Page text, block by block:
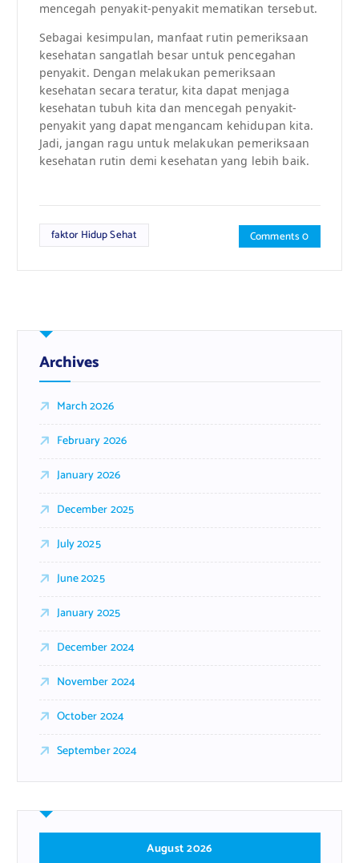
mencegah penyakit-penyakit mematikan tersebut.
Sebagai kesimpulan, manfaat rutin pemeriksaan
kesehatan sangatlah besar untuk pencegahan
penyakit. Dengan melakukan pemeriksaan
kesehatan secara teratur, kita dapat menjaga
kesehatan tubuh kita dan mencegah penyakit-
penyakit yang dapat mengancam kehidupan kita.
Jadi, jangan ragu untuk melakukan pemeriksaan
kesehatan rutin demi kesehatan yang lebih baik.
faktor Hidup Sehat Comments 0
Archives
March 2026
February 2026
January 2026
December 2025
July 2025
June 2025
January 2025
December 2024
November 2024
October 2024
September 2024
August 2026